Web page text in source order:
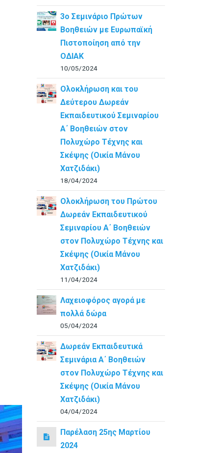
3ο Σεμινάριο Πρώτων
Βοηθειών με Ευρωπαϊκή
Πιστοποίηση από την
ΟΔΙΑΚ
10/05/2024
Ολοκλήρωση και του
Δεύτερου Δωρεάν
Εκπαιδευτικού Σεμιναρίου
Α΄ Βοηθειών στον
Πολυχώρο Τέχνης και
Σκέψης (Οικία Μάνου
Χατζιδάκι)
18/04/2024
Ολοκλήρωση του Πρώτου
Δωρεάν Εκπαιδευτικού
Σεμιναρίου Α΄ Βοηθειών
στον Πολυχώρο Τέχνης και
Σκέψης (Οικία Μάνου
Χατζιδάκι)
11/04/2024
Λαχειοφόρος αγορά με
πολλά δώρα
05/04/2024
Δωρεάν Εκπαιδευτικά
Σεμινάρια Α΄ Βοηθειών
στον Πολυχώρο Τέχνης και
Σκέψης (Οικία Μάνου
Χατζιδάκι)
04/04/2024
Παρέλαση 25ης Μαρτίου
2024